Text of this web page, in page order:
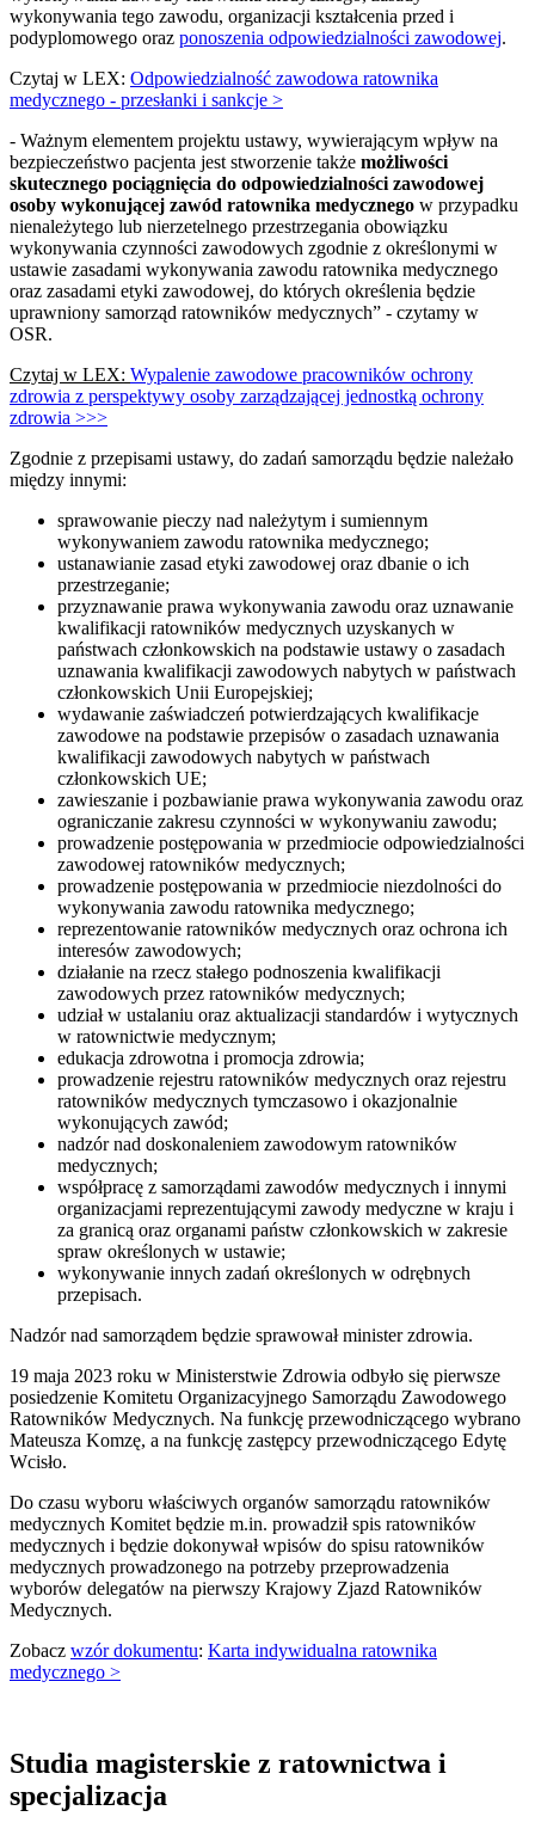
wykonywania tego zawodu, organizacji kształcenia przed i
podyplomowego oraz ponoszenia odpowiedzialności zawodowej.
Czytaj w LEX: Odpowiedzialność zawodowa ratownika
medycznego - przesłanki i sankcje >
- Ważnym elementem projektu ustawy, wywierającym wpływ na
bezpieczeństwo pacjenta jest stworzenie także możliwości
skutecznego pociągnięcia do odpowiedzialności zawodowej
osoby wykonującej zawód ratownika medycznego w przypadku
nienależytego lub nierzetelnego przestrzegania obowiązku
wykonywania czynności zawodowych zgodnie z określonymi w
ustawie zasadami wykonywania zawodu ratownika medycznego
oraz zasadami etyki zawodowej, do których określenia będzie
uprawniony samorząd ratowników medycznych” - czytamy w
OSR.
Czytaj w LEX: Wypalenie zawodowe pracowników ochrony
zdrowia z perspektywy osoby zarządzającej jednostką ochrony
zdrowia >>>
Zgodnie z przepisami ustawy, do zadań samorządu będzie należało
między innymi:
sprawowanie pieczy nad należytym i sumiennym
wykonywaniem zawodu ratownika medycznego;
ustanawianie zasad etyki zawodowej oraz dbanie o ich
przestrzeganie;
przyznawanie prawa wykonywania zawodu oraz uznawanie
kwalifikacji ratowników medycznych uzyskanych w
państwach członkowskich na podstawie ustawy o zasadach
uznawania kwalifikacji zawodowych nabytych w państwach
członkowskich Unii Europejskiej;
wydawanie zaświadczeń potwierdzających kwalifikacje
zawodowe na podstawie przepisów o zasadach uznawania
kwalifikacji zawodowych nabytych w państwach
członkowskich UE;
zawieszanie i pozbawianie prawa wykonywania zawodu oraz
ograniczanie zakresu czynności w wykonywaniu zawodu;
prowadzenie postępowania w przedmiocie odpowiedzialności
zawodowej ratowników medycznych;
prowadzenie postępowania w przedmiocie niezdolności do
wykonywania zawodu ratownika medycznego;
reprezentowanie ratowników medycznych oraz ochrona ich
interesów zawodowych;
działanie na rzecz stałego podnoszenia kwalifikacji
zawodowych przez ratowników medycznych;
udział w ustalaniu oraz aktualizacji standardów i wytycznych
w ratownictwie medycznym;
edukacja zdrowotna i promocja zdrowia;
prowadzenie rejestru ratowników medycznych oraz rejestru
ratowników medycznych tymczasowo i okazjonalnie
wykonujących zawód;
nadzór nad doskonaleniem zawodowym ratowników
medycznych;
współpracę z samorządami zawodów medycznych i innymi
organizacjami reprezentującymi zawody medyczne w kraju i
za granicą oraz organami państw członkowskich w zakresie
spraw określonych w ustawie;
wykonywanie innych zadań określonych w odrębnych
przepisach.
Nadzór nad samorządem będzie sprawował minister zdrowia.
19 maja 2023 roku w Ministerstwie Zdrowia odbyło się pierwsze
posiedzenie Komitetu Organizacyjnego Samorządu Zawodowego
Ratowników Medycznych. Na funkcję przewodniczącego wybrano
Mateusza Komzę, a na funkcję zastępcy przewodniczącego Edytę
Wcisło.
Do czasu wyboru właściwych organów samorządu ratowników
medycznych Komitet będzie m.in. prowadził spis ratowników
medycznych i będzie dokonywał wpisów do spisu ratowników
medycznych prowadzonego na potrzeby przeprowadzenia
wyborów delegatów na pierwszy Krajowy Zjazd Ratowników
Medycznych.
Zobacz wzór dokumentu: Karta indywidualna ratownika
medycznego >
Studia magisterskie z ratownictwa i
specjalizacja